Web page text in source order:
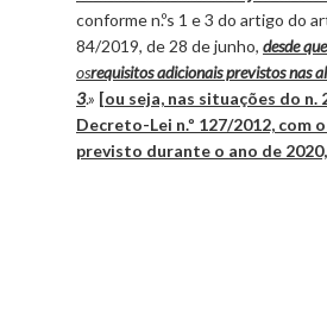
conforme n.ºs 1 e 3 do artigo do
84/2019, de 28 de junho, desde que
osrequisitos adicionais previstos nas
3.» [ou seja, nas situações do n.
Decreto-Lei n.º 127/2012, com
previsto durante o ano de